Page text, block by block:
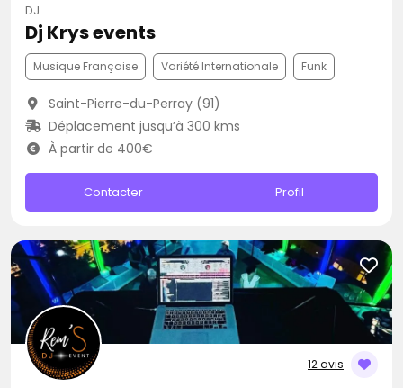
DJ
Dj Krys events
Musique Française Variété Internationale Funk
Saint-Pierre-du-Perray (91)
Déplacement jusqu’à 300 kms
À partir de 400€
Contacter Profil
12 avis